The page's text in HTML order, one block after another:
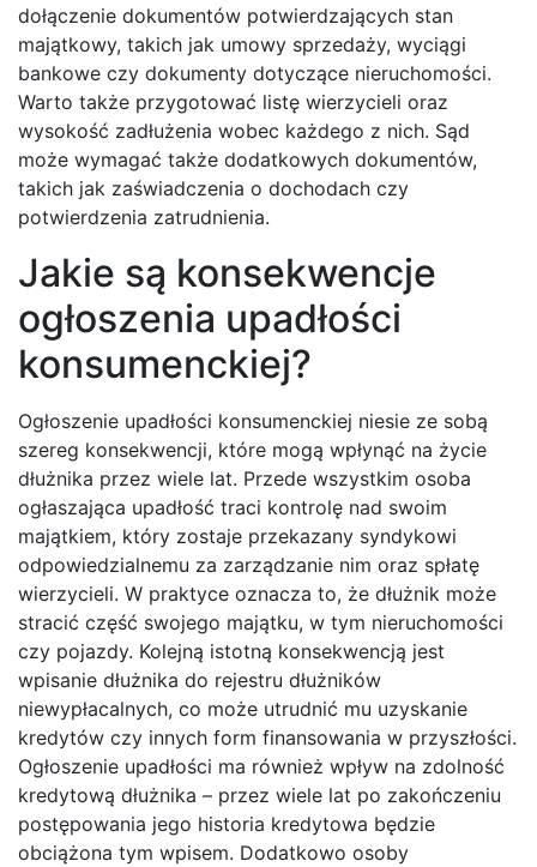
dołączenie dokumentów potwierdzających stan
majątkowy, takich jak umowy sprzedaży, wyciągi
bankowe czy dokumenty dotyczące nieruchomości.
Warto także przygotować listę wierzycieli oraz
wysokość zadłużenia wobec każdego z nich. Sąd
może wymagać także dodatkowych dokumentów,
takich jak zaświadczenia o dochodach czy
potwierdzenia zatrudnienia.
Jakie są konsekwencje
ogłoszenia upadłości
konsumenckiej?
Ogłoszenie upadłości konsumenckiej niesie ze sobą
szereg konsekwencji, które mogą wpłynąć na życie
dłużnika przez wiele lat. Przede wszystkim osoba
ogłaszająca upadłość traci kontrolę nad swoim
majątkiem, który zostaje przekazany syndykowi
odpowiedzialnemu za zarządzanie nim oraz spłatę
wierzycieli. W praktyce oznacza to, że dłużnik może
stracić część swojego majątku, w tym nieruchomości
czy pojazdy. Kolejną istotną konsekwencją jest
wpisanie dłużnika do rejestru dłużników
niewypłacalnych, co może utrudnić mu uzyskanie
kredytów czy innych form finansowania w przyszłości.
Ogłoszenie upadłości ma również wpływ na zdolność
kredytową dłużnika – przez wiele lat po zakończeniu
postępowania jego historia kredytowa będzie
obciążona tym wpisem. Dodatkowo osoby